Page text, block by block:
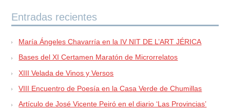
Entradas recientes
María Ángeles Chavarría en la IV NIT DE L’ART JÉRICA
Bases del XI Certamen Maratón de Microrrelatos
XIII Velada de Vinos y Versos
VIII Encuentro de Poesía en la Casa Verde de Chumillas
Artículo de José Vicente Peiró en el diario ‘Las Provincias’